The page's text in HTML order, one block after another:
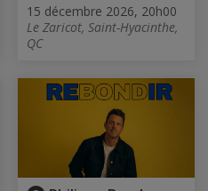
15 décembre 2026, 20h00
Le Zaricot, Saint-Hyacinthe,
QC